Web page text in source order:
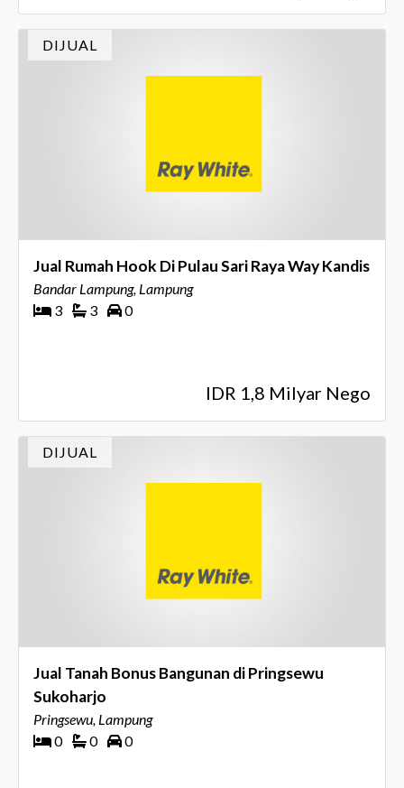
DIJUAL
Jual Rumah Hook Di Pulau Sari Raya Way Kandis
Bandar Lampung, Lampung
3
3 0
IDR 1,8 Milyar Nego
DIJUAL
Jual Tanah Bonus Bangunan di Pringsewu
Sukoharjo
Pringsewu, Lampung
0
0 0